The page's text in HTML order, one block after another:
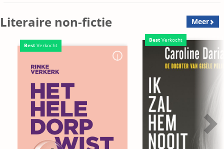
Literaire non-fictie Meer
Best Verkocht
Best Verkocht